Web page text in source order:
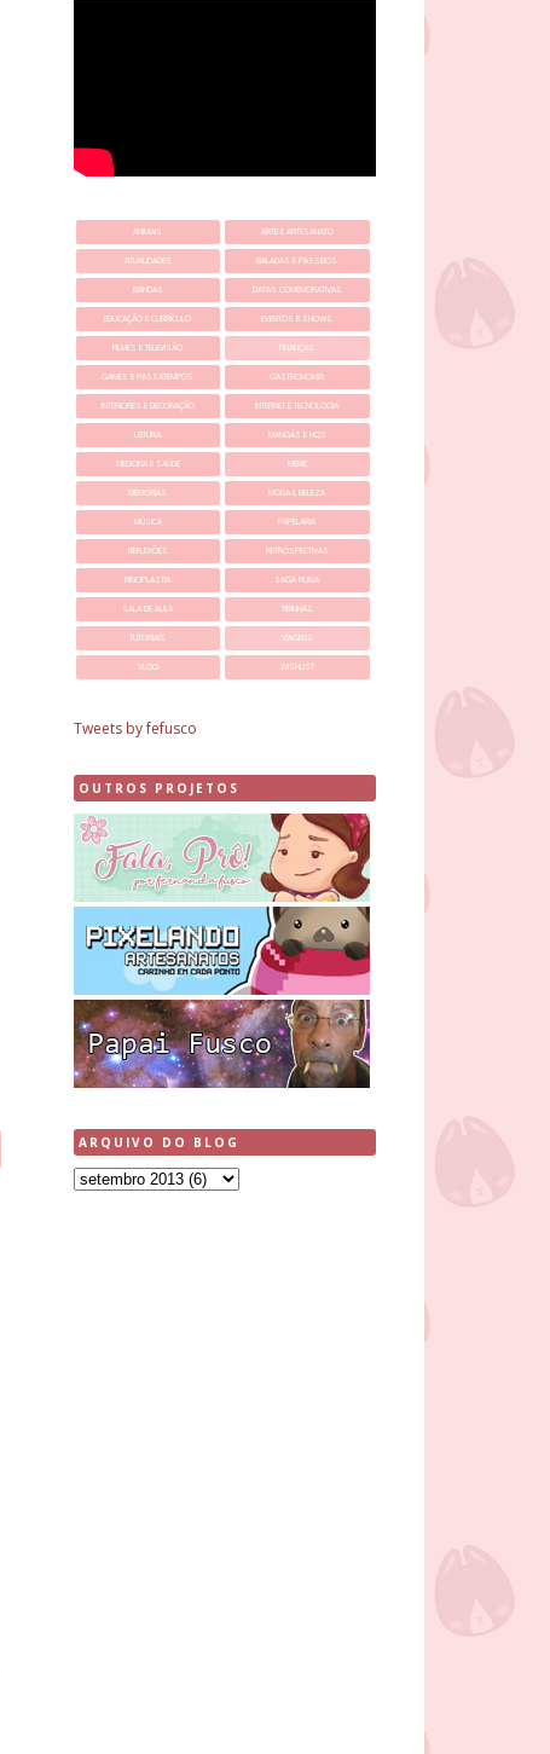
ANIMAIS ARTE E ARTESANATO
ATUALIDADES BALADAS E PASSEIOS
BANDAS DATAS COMEMORATIVAS
EDUCAÇÃO E CURRÍCULO EVENTOS E SHOWS
FILMES E TELEVISÃO FINANÇAS
GAMES E PASSATEMPOS GASTRONOMIA
INTERIORES E DECORAÇÃO INTERNET E TECNOLOGIA
LEITURA MANGÁS E HQS
MEDICINA E SAÚDE MEME
MEMORIAS MODA E BELEZA
MÚSICA PAPELARIA
REFLEXÕES RETROSPECTIVAS
RINOPLASTIA SAGA RUIVA
SALA DE AULA TIRINHAS
TUTORIAIS VIAGENS
VLOG WISHLIST
Tweets by fefusco
OUTROS PROJETOS
ARQUIVO DO BLOG